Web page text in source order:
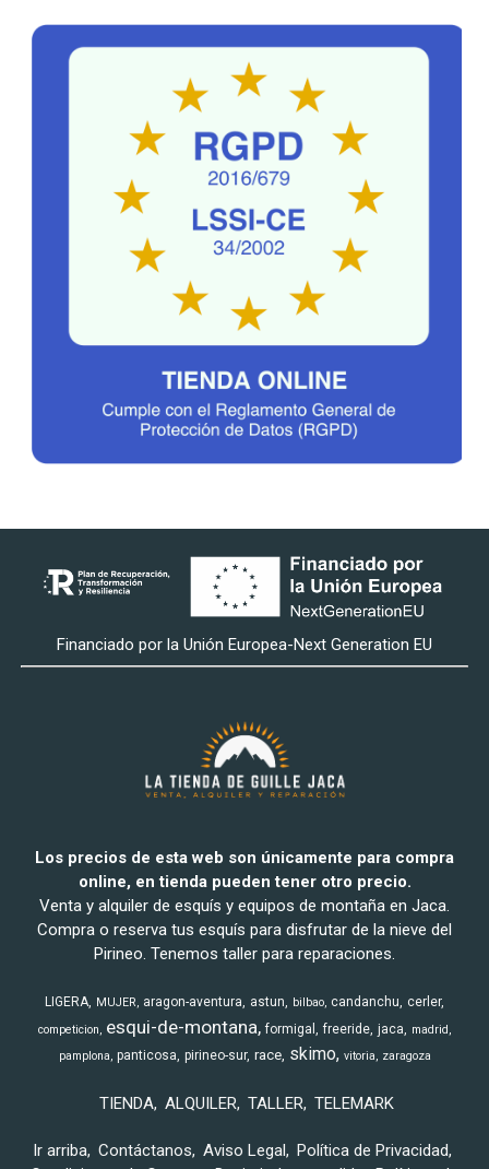
Financiado por la Unión Europea-Next Generation EU
Los precios de esta web son únicamente para compra
online, en tienda pueden tener otro precio.
Venta y alquiler de esquís y equipos de montaña en Jaca.
Compra o reserva tus esquís para disfrutar de la nieve del
Pirineo. Tenemos taller para reparaciones.
LIGERA MUJER aragon-aventura astun bilbao candanchu cerler
competicion esqui-de-montana formigal freeride jaca
madrid
pamplona panticosa pirineo-sur race skimo vitoria zaragoza
TIENDA ALQUILER TALLER TELEMARK
Ir arriba Contáctanos Aviso Legal
Política de Privacidad